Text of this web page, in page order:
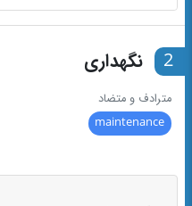
2 نگهداری
مترادف و متضاد
maintenance